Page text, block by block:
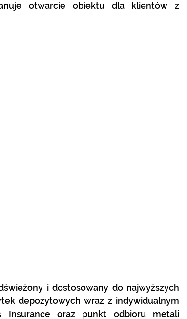
otwarcie obiektu dla klientów z
i dostosowany do najwyższych
depozytowych wraz z indywidualnym
Insurance oraz punkt odbioru metali